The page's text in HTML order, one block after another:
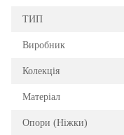
ТИП
Виробник
Колекція
Матеріал
Опори (Ніжки)